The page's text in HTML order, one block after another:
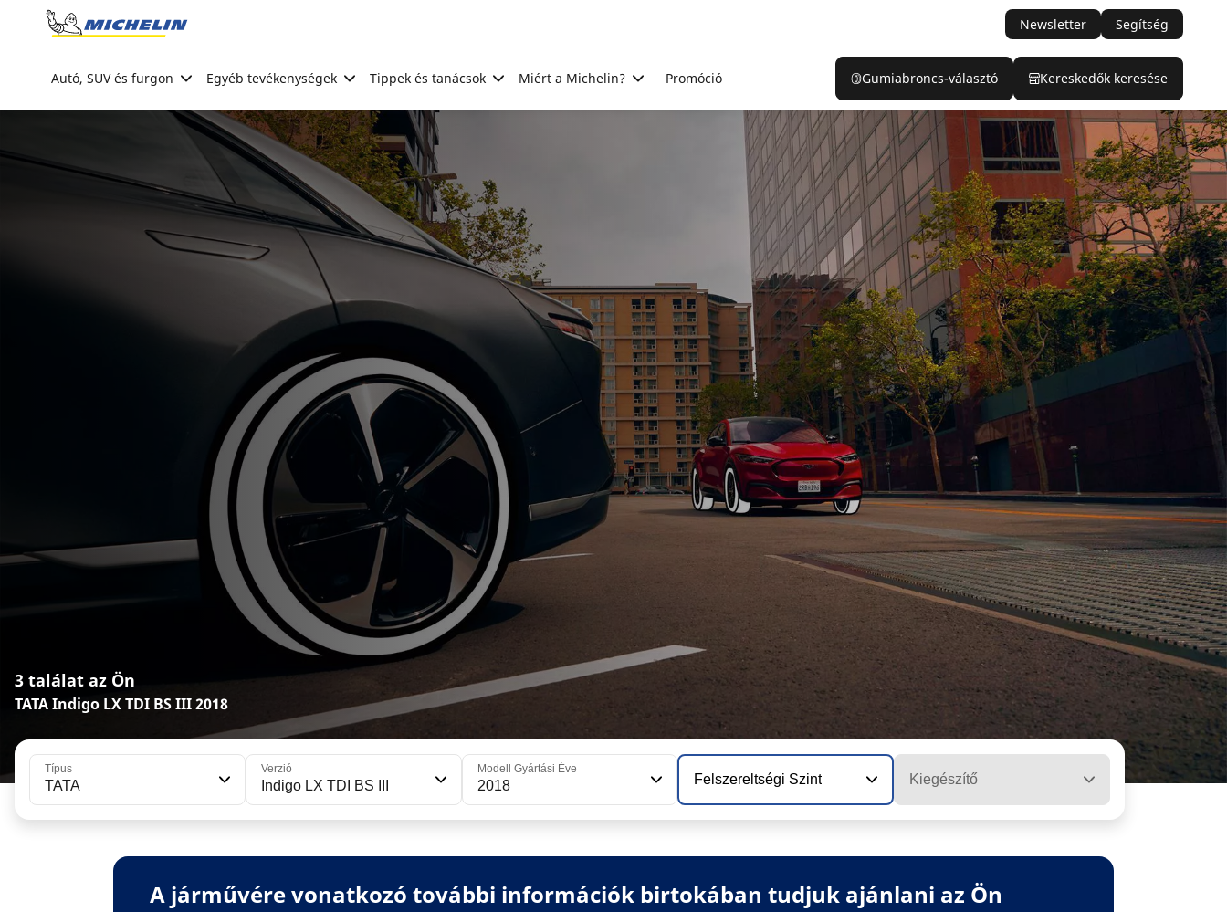
Go to page content
Newsletter Segítség
Autó, SUV és furgon Egyéb tevékenységek Tippek és tanácsok Miért a Michelin? Promóció Gumiabroncs-választó Kereskedők keresése
3 találat az Ön
TATA Indigo LX TDI BS III 2018
Típus
TATA
Verzió
Indigo LX TDI BS III
Modell Gyártási Éve
2018 Felszereltségi Szint Kiegészítő
A járművére vonatkozó további információk birtokában tudjuk ajánlani az Ön